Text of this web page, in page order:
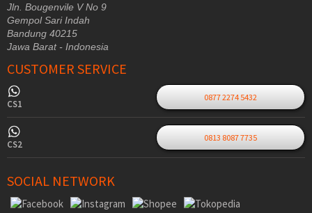
Jln. Bougenvile V No 9
Gempol Sari Indah
Bandung 40215
Jawa Barat - Indonesia
CUSTOMER SERVICE
CS1
0877 2274 5432
CS2
0813 8087 7735
SOCIAL NETWORK